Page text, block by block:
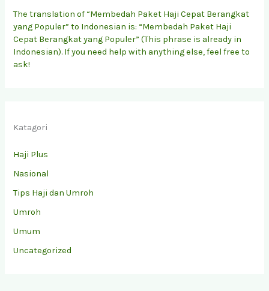
The translation of “Membedah Paket Haji Cepat Berangkat
yang Populer” to Indonesian is: “Membedah Paket Haji
Cepat Berangkat yang Populer” (This phrase is already in
Indonesian). If you need help with anything else, feel free to
ask!
Katagori
Haji Plus
Nasional
Tips Haji dan Umroh
Umroh
Umum
Uncategorized